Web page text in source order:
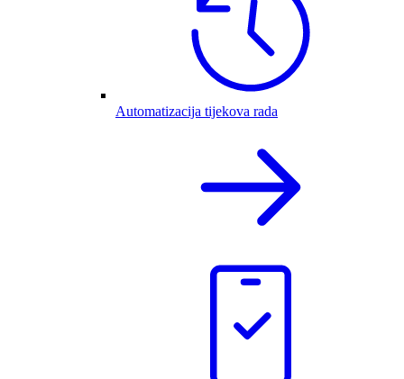
Automatizacija tijekova rada